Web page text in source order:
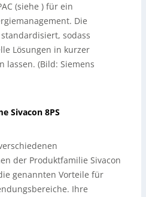
(siehe ) für ein
Die
sodass
Lösungen in kurzer
lassen. (Bild: Siemens
Sivacon 8PS
der Produktfamilie Sivacon
genannten Vorteile für
Ihre